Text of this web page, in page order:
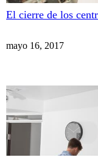
El cierre de los
mayo 16, 2017